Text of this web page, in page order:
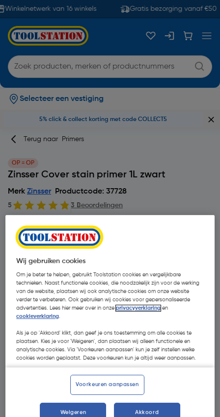
Winkelnetwerk van 16 winkels Gratis bezorging vanaf €50
Selecteer een vestiging
5% click & collect korting met code COLLECT5
Terug naar Primers
OP = OP
Zinsser Cover stain primer 1L zwart
Merk Zinsser Productcode: 37728
5 3 Beoordelingen
Wij gebruiken cookies
Om je beter te helpen, gebruikt Toolstation cookies en vergelijkbare
technieken. Naast functionele cookies, die noodzakelijk zijn voor de werking
van de website, plaatsen wij ook analytische cookies om onze website
verder te verbeteren. Ook gebruiken wij cookies voor gepersonaliseerde
advertenties. Lees hier meer over in onzeprivacyverklaring en
cookieverklaring.
Als je op 'Akkoord' klikt, dan geef je ons toestemming om alle cookies te
plaatsen. Kies je voor 'Weigeren', dan plaatsen wij alleen functionele en
analytische cookies. Via 'Voorkeuren aanpassen' kun je zelf instellen welke
cookies worden geplaatst. Deze voorkeuren kun je altijd weer aanpassen.
Voorkeuren aanpassen
Weigeren Akkoord